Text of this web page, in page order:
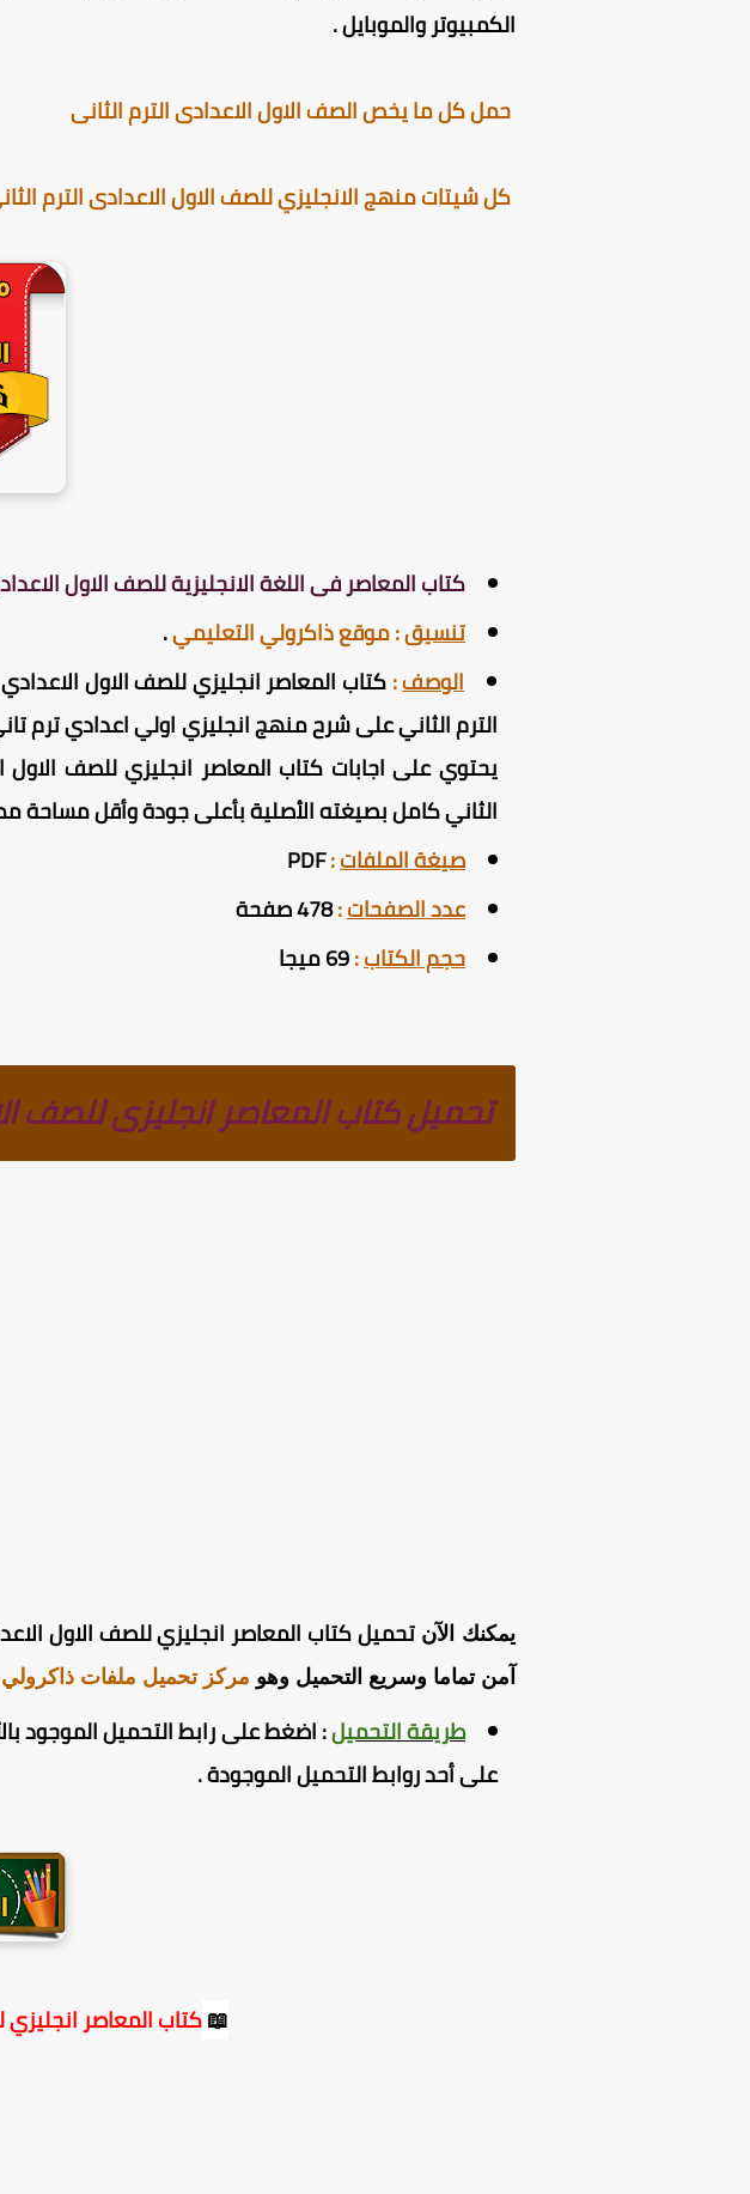
الكمبيوتر والموبايل.
حمل كل ما يخص الصف الاول الاعدادى الترم الثانى
كل شيتات منهج الانجليزي للصف الاول الاعدادى الترم
كتاب المعاصر فى اللغة الانجليزية للصف الاول
تنسيق:موقع ذاكرولي التعليمي.
الوصف:
الترم الثاني على شرح منهج انجليزي اولي اعدادي ترم
يحتوي على اجابات كتاب المعاصر انجليزي للصف الاول
الثانيكامل بصيغته الأصلية بأعلى جودة وأقل مساحة
صيغة الملفات:
PDF
عدد الصفحات:478 صفحة
حجم الكتاب:
تحميل كتاب المعاصر انجليزى للصف
يمكنك الآنتحميل كتاب المعاصر انجليزي للصف الاول
آمن تماما وسريع التحميل وهو مركز تحميل ملفات ذاكرولي
طريقة التحميل:اضغطعلى رابط التحميل الموجود
على أحد روابط التحميل الموجودة.
📖كتاب المعاصر انجليزي